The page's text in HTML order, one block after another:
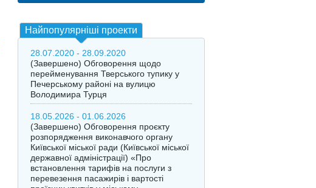
Найпопулярніші проекти
28.07.2020 - 28.09.2020
(Завершено) Обговорення щодо
перейменування Тверського тупику у
Печерському районі на вулицю
Володимира Турця
18.05.2026 - 01.06.2026
(Завершено) Обговорення проєкту
розпорядження виконавчого органу
Київської міської ради (Київської міської
державної адміністрації) «Про
встановлення тарифів на послуги з
перевезення пасажирів і вартості